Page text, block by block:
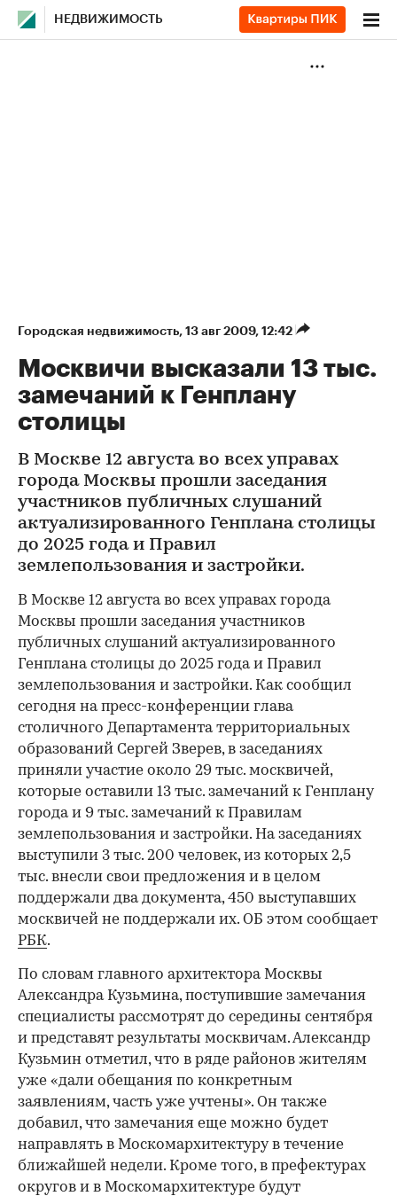
НЕДВИЖИМОСТЬ
Городская недвижимость⁠, 13 авг 2009, 12:42
Москвичи высказали 13 тыс.
замечаний к Генплану
столицы
В Москве 12 августа во всех управах
города Москвы прошли заседания
участников публичных слушаний
актуализированного Генплана столицы
до 2025 года и Правил
землепользования и застройки.
В Москве 12 августа во всех управах города
Москвы прошли заседания участников
публичных слушаний актуализированного
Генплана столицы до 2025 года и Правил
землепользования и застройки. Как сообщил
сегодня на пресс-конференции глава
столичного Департамента территориальных
образований Сергей Зверев, в заседаниях
приняли участие около 29 тыс. москвичей,
которые оставили 13 тыс. замечаний к Генплану
города и 9 тыс. замечаний к Правилам
землепользования и застройки. На заседаниях
выступили 3 тыс. 200 человек, из которых 2,5
тыс. внесли свои предложения и в целом
поддержали два документа, 450 выступавших
москвичей не поддержали их. ОБ этом сообщает
РБК.
По словам главного архитектора Москвы
Александра Кузьмина, поступившие замечания
специалисты рассмотрят до середины сентября
и представят результаты москвичам. Александр
Кузьмин отметил, что в ряде районов жителям
уже «дали обещания по конкретным
заявлениям, часть уже учтены». Он также
добавил, что замечания еще можно будет
направлять в Москомархитектуру в течение
ближайшей недели. Кроме того, в префектурах
округов и в Москомархитектуре будут